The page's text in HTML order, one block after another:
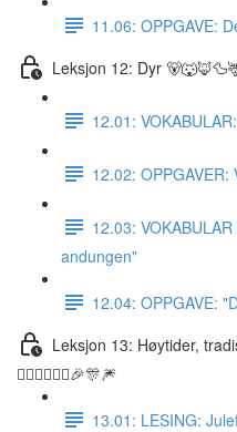
11.06: OPPGAVE:
Leksjon 12: Dyr
12.01:
12.02:
12.03:
andungen"
12.04: OPPGAVE:
Leksjon 13: Høytider,
👰🏼‍♀️🤵🏽‍♂️🎉🎊🎆
13.01: LESING: